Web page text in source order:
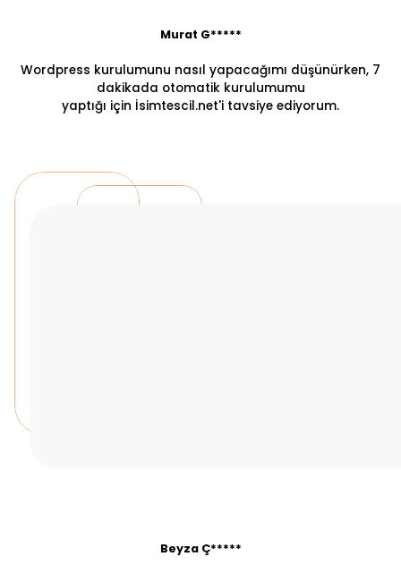
Murat G*****
Wordpress kurulumunu nasıl yapacağımı düşünürken, 7
dakikada otomatik kurulumumu
yaptığı için İsimtescil.net'i tavsiye ediyorum.
Beyza Ç*****